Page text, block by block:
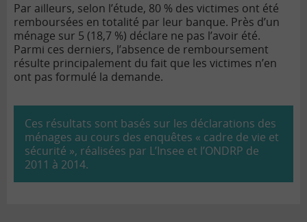
Par ailleurs, selon l’étude, 80 % des victimes ont été
remboursées en totalité par leur banque. Près d’un
ménage sur 5 (18,7 %) déclare ne pas l’avoir été.
Parmi ces derniers, l’absence de remboursement
résulte principalement du fait que les victimes n’en
ont pas formulé la demande.
Ces résultats sont basés sur les déclarations des
ménages au cours des enquêtes « cadre de vie et
sécurité », réalisées par L’Insee et l’ONDRP de
2011 à 2014.